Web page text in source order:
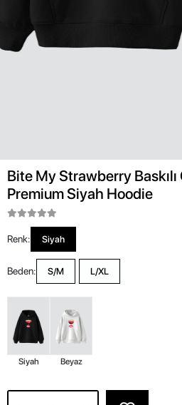
Bite My Strawberry
Premium Siyah Hoodie
Renk: Siyah
Beden: S/M L/XL
Siyah Beyaz